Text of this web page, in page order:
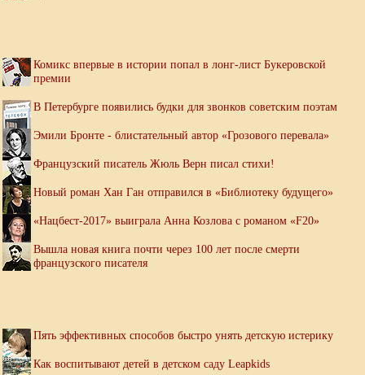
Комикс впервые в истории попал в лонг-лист Букеровской
премии
В Петербурге появились будки для звонков советским поэтам
Эмили Бронте - блистательный автор «Грозового перевала»
Французский писатель Жюль Верн писал стихи!
Новый роман Хан Ган отправился в «Библиотеку будущего»
«Нацбест-2017» выиграла Анна Козлова с романом «F20»
Вышла новая книга почти через 100 лет после смерти
французского писателя
Пять эффективных способов быстро унять детскую истерику
Как воспитывают детей в детском саду Leapkids